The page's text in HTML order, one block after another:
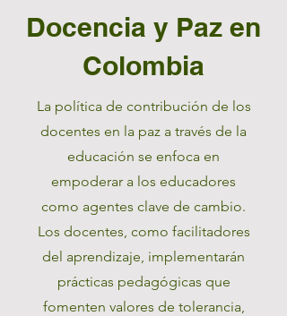
Docencia y Paz en
Colombia
La política de contribución de los
docentes en la paz a través de la
educación se enfoca en
empoderar a los educadores
como agentes clave de cambio.
Los docentes, como facilitadores
del aprendizaje, implementarán
prácticas pedagógicas que
fomenten valores de tolerancia,